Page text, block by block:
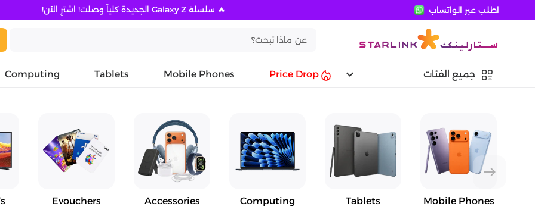
اطلب عبر الواتساب 🔥 سلسلة Galaxy Z الجديدة كلياً وصلت! اشترِ الآن!
جميع الفئات keyboard_arrow_down
Price Drop
Mobile Phones
Tablets
Computing
east
Mobile Phones
Tablets
Computing
Accessories
Evouchers